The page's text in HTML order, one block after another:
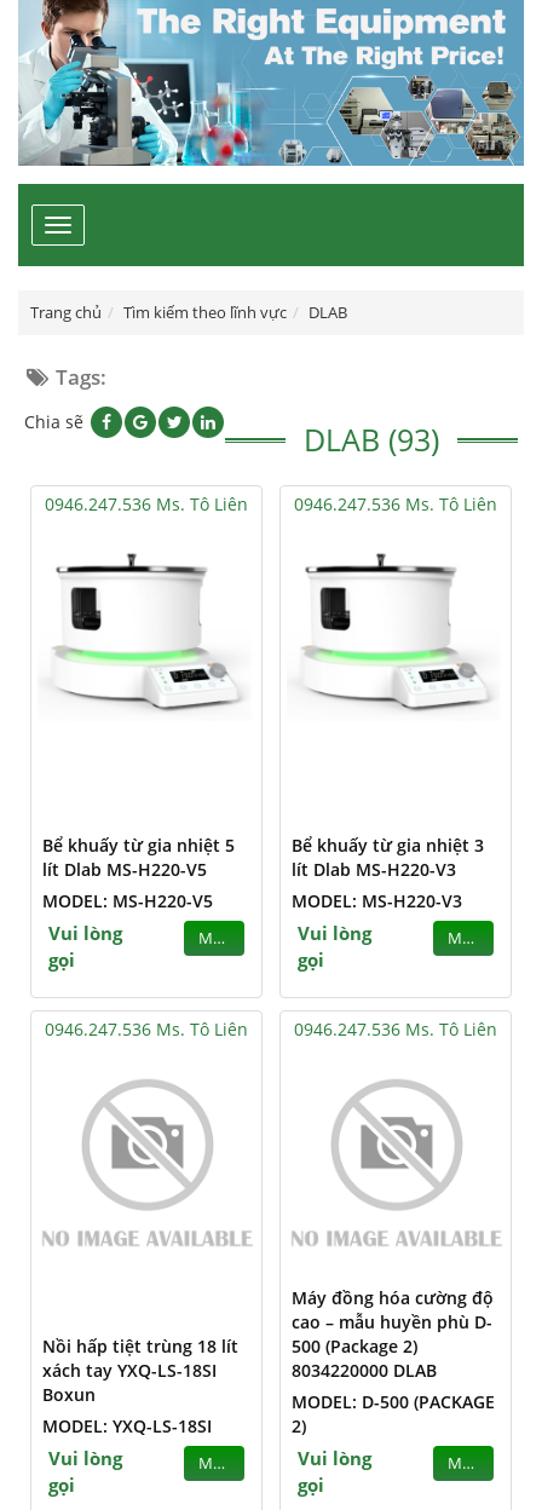
Toggle
navigation
Trang chủ Tìm kiếm theo lĩnh vực DLAB
Tags:
DLAB (93)
Chia sẽ
0946.247.536 Ms. Tô Liên
Bể khuấy từ gia nhiệt 5
lít Dlab MS-H220-V5
MODEL: MS-H220-V5
Vui lòng
gọi
MUA
0946.247.536 Ms. Tô Liên
Bể khuấy từ gia nhiệt 3
lít Dlab MS-H220-V3
MODEL: MS-H220-V3
Vui lòng
gọi
MUA
0946.247.536 Ms. Tô Liên
Nồi hấp tiệt trùng 18 lít
xách tay YXQ-LS-18SI
Boxun
MODEL: YXQ-LS-18SI
Vui lòng
gọi
MUA
0946.247.536 Ms. Tô Liên
Máy đồng hóa cường độ
cao – mẫu huyền phù D-
500 (Package 2)
8034220000 DLAB
MODEL: D-500 (PACKAGE
2)
Vui lòng
gọi
MUA